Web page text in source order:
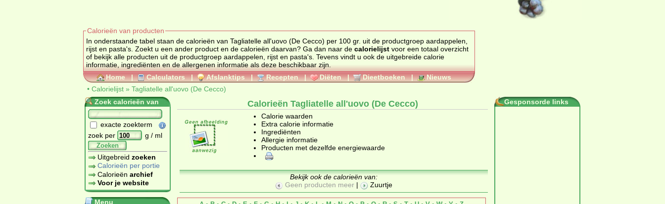
Calorieën van producten
In onderstaande tabel staan de calorieën van Tagliatelle all'uovo (De Cecco) per 100 gr. uit de productgroep aardappelen,
rijst en pasta's. Zoekt u een ander product en de calorieën daarvan? Ga dan naar de calorielijst voor een totaal overzicht
of bekijk alle producten uit de productgroep aardappelen, rijst en pasta's
informatie, ingrediënten en de allergenen informatie als deze beschikbaar zijn.
Home | Calculators | Afslanktips | Recepten | Diëten | Dieetboeken |
Nieuws
• Calorielijst » Tagliatelle all'uovo (De Cecco)
Zoek calorieën van
exacte zoekterm
zoek per
g / ml
Zoeken
Uitgebreid zoeken
Calorieën per portie
Calorieën archief
Voor je website
Menu
Calorieën Tagliatelle all'uovo (De Cecco)
Calorie waarden
Extra calorie informatie
Ingrediënten
Allergie informatie
Producten met dezelfde energiewaarde
Bekijk ook de calorieën van:
Geen producten meer | Zuurtje
Gesponsorde links